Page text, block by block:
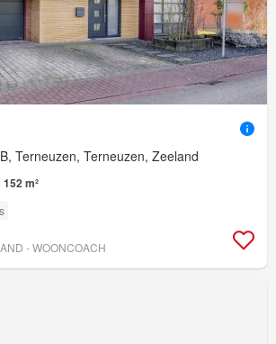
Terneuzen, Terneuzen, Zeeland
152 m²
- WOONCOACH